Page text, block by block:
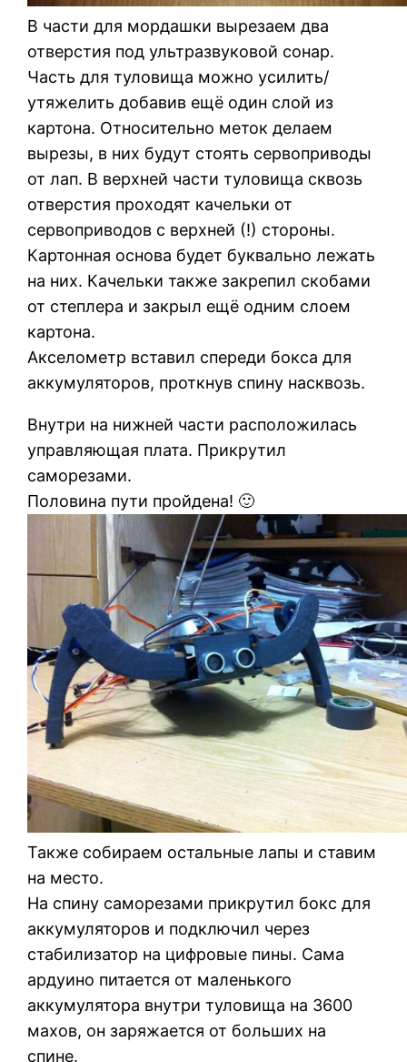
В части для мордашки вырезаем два
отверстия под ультразвуковой сонар.
Часть для туловища можно усилить/
утяжелить добавив ещё один слой из
картона. Относительно меток делаем
вырезы, в них будут стоять сервоприводы
от лап. В верхней части туловища сквозь
отверстия проходят качельки от
сервоприводов с верхней (!) стороны.
Картонная основа будет буквально лежать
на них. Качельки также закрепил скобами
от степлера и закрыл ещё одним слоем
картона.
Акселометр вставил спереди бокса для
аккумуляторов, проткнув спину насквозь.
Внутри на нижней части расположилась
управляющая плата. Прикрутил
саморезами.
Половина пути пройдена! 🙂
Также собираем остальные лапы и ставим
на место.
На спину саморезами прикрутил бокс для
аккумуляторов и подключил через
стабилизатор на цифровые пины. Сама
ардуино питается от маленького
аккумулятора внутри туловища на 3600
махов, он заряжается от больших на
спине.